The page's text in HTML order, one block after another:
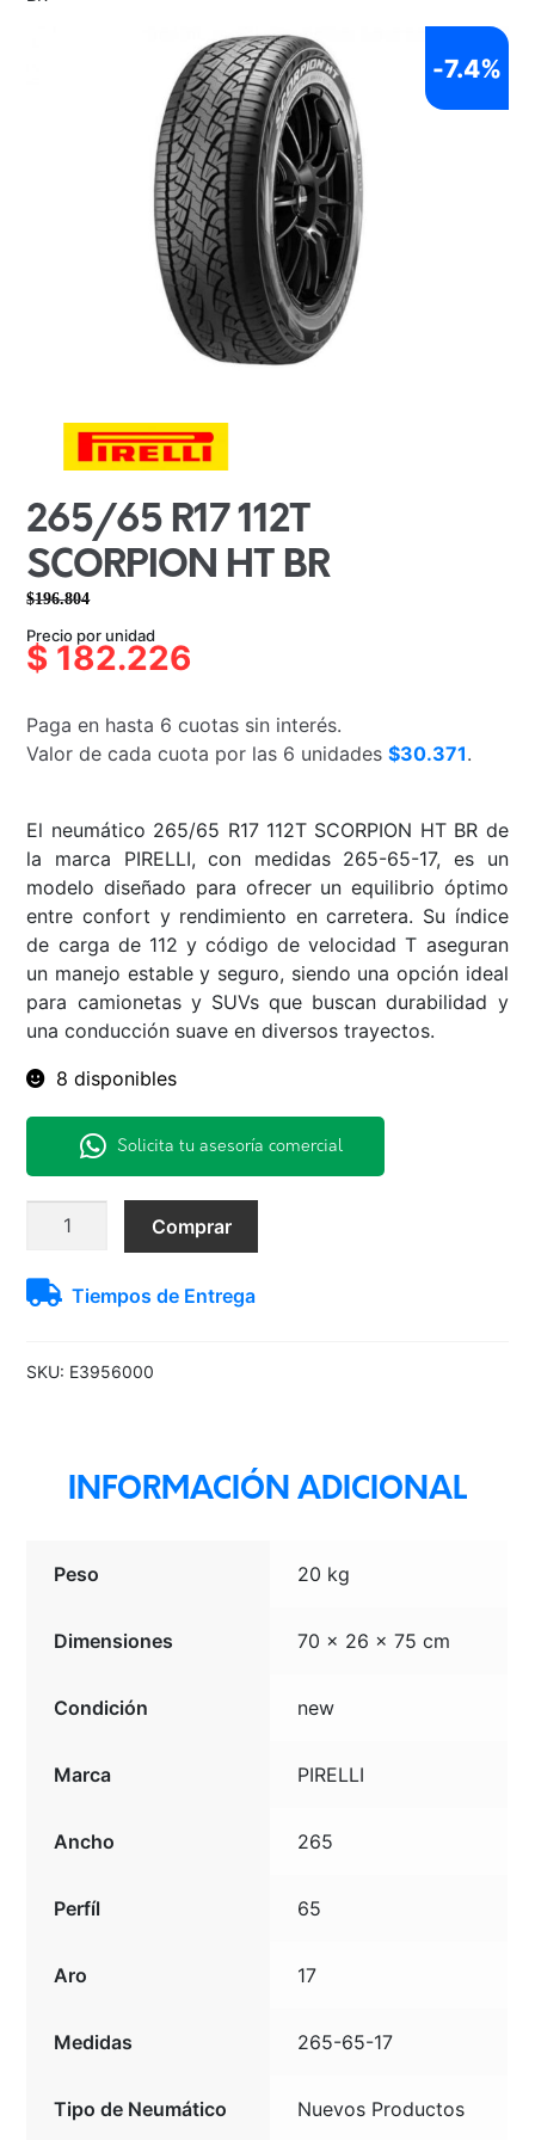
265/65 R17 112T
SCORPION HT BR
$196.804
precio
original
$196.804.
precio
actual
$182.226.
Precio por unidad
$ 182.226
Paga en hasta 6 cuotas sin interés.
Valor de cada cuota por las 6 unidades$30.371.
-7.4%
El neumático 265/65 R17 112T SCORPION HT BR de
la marca PIRELLI, con medidas 265-65-17, es un
modelo diseñado para ofrecer un equilibrio óptimo
entre confort y rendimiento en carretera. Su índice
de carga de 112 y código de velocidad T aseguran
un manejo estable y seguro, siendo una opción ideal
para camionetas y SUVs que buscan durabilidad y
una conducción suave en diversos trayectos.
8 disponibles
Solicita tu asesoría comercial
265/65
SCORPION
cantidad
Comprar
Tiempos de Entrega
SKU: E3956000
INFORMACIÓN ADICIONAL
Peso 20 kg
Dimensiones 70 × 26 × 75 cm
Condición new
Marca PIRELLI
Ancho 265
Perfíl 65
Aro 17
Medidas 265-65-17
Tipo de Neumático Nuevos Productos